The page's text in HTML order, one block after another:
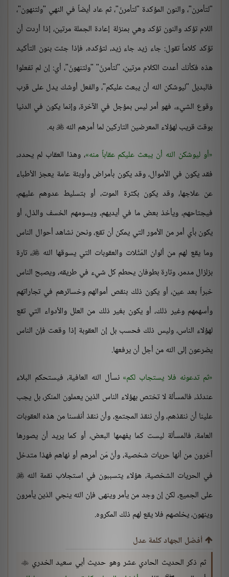
"لتأمرن"، والنون المؤكدة "لتأمرنّ"، ثم عاد أيضاً في النهي "ولتنهون"،
اللام تؤكد والنون تؤكد وهي بمنزلة إعادة الجملة مرتين، إذا أردت أن
تؤكد كلاماً تقول: جاء زيد جاء زيد، لتؤكده، فإذا جئت بنون التأكيد
هذه فكأنك أعدت الكلام مرتين، "لتأمرنّ" "ولتنهونّ"، أي: إن لم تفعلوا
فالبديل "ليوشكن الله أن يبعث عليكم"، والفعل أوشك يدل على قرب
وقوع الشيء، فهو أمر ليس بمؤجل في الآخرة، وإنما يكون في الدنيا
بوقت قريب لهؤلاء المعرضين التاركين لما أمرهم الله  به.
أو ليوشكن الله أن يبعث عليكم عقاباً منه ، وهذا العقاب لم يحدد،
فقد يكون في الأموال، وقد يكون بأمراض وأوبئة عامة يعجز الأطباء
عن علاجها، وقد يكون بكثرة الموت، أو بتسليط عدوهم عليهم،
فيجتاحهم، ويأخذ بعض ما في أيديهم، ويسومهم الخسف والذل، أو
يكون بأي أمر من الأمور التي يمكن أن تقع، ونحن نشاهد أحوال الناس
وما يقع لهم من ألوان المَثُلات والعقوبات التي يسوقها الله ، تارة
بزلزال مدمر، وتارة بطوفان يحطم كل شيء في طريقه، ويصبح الناس
خبراً بعد عين، أو يكون ذلك بنقص أموالهم وخسائرهم في تجاراتهم
وأسهمهم وغير ذلك، أو يكون بغير ذلك من العلل والأدواء التي تقع
لهؤلاء الناس، وليس ذلك فحسب بل إن العقوبة إذا وقعت فإن الناس
يضرعون إلى الله من أجل أن يرفعها.
ثم تدعونه فلا يستجاب لكم نسأل الله العافية، فيستحكم البلاء
عندئذ، فالمسألة لا تختص بهؤلاء الناس الذين يعملون المنكر، بل يجب
علينا أن ننقذهم، وأن ننقذ المجتمع، وأن ننقذ أنفسنا من هذه العقوبات
العامة، فالمسألة ليست كما يفهمها البعض، أو كما يريد أن يصورها
آخرون من أنها حريات شخصية، وأنّ مَن أمرهم أو نهاهم فهذا متدخل
في الحريات الشخصية، هؤلاء يتسببون في استجلاب نقمة الله 
على الجميع، لكن إن وجد من يأمر وينهى فإن الله ينجي الذين يأمرون
وينهون، يخلصهم فلا يقع لهم ذلك المكروه.
أفضل الجهاد كلمة عدل
ثم ذكر الحديث الحادي عشر وهو حديث أبي سعيد الخدري 